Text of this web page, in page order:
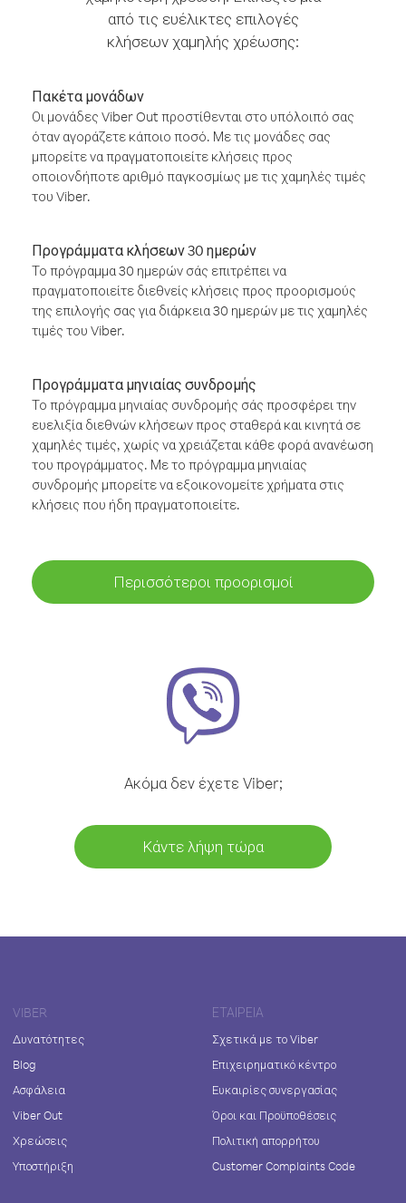
από τις ευέλικτες επιλογές
κλήσεων χαμηλής χρέωσης:
Πακέτα μονάδων
Οι μονάδες Viber Out προστίθενται στο υπόλοιπό σας
όταν αγοράζετε κάποιο ποσό. Με τις μονάδες σας
μπορείτε να πραγματοποιείτε κλήσεις προς
οποιονδήποτε αριθμό παγκοσμίως με τις χαμηλές τιμές
του Viber.
Προγράμματα κλήσεων 30 ημερών
Το πρόγραμμα 30 ημερών σάς επιτρέπει να
πραγματοποιείτε διεθνείς κλήσεις προς προορισμούς
της επιλογής σας για διάρκεια 30 ημερών με τις χαμηλές
τιμές του Viber.
Προγράμματα μηνιαίας συνδρομής
Το πρόγραμμα μηνιαίας συνδρομής σάς προσφέρει την
ευελιξία διεθνών κλήσεων προς σταθερά και κινητά σε
χαμηλές τιμές, χωρίς να χρειάζεται κάθε φορά ανανέωση
του προγράμματος. Με το πρόγραμμα μηνιαίας
συνδρομής μπορείτε να εξοικονομείτε χρήματα στις
κλήσεις που ήδη πραγματοποιείτε.
Περισσότεροι προορισμοί
Ακόμα δεν έχετε Viber;
Κάντε λήψη τώρα
VIBER
Δυνατότητες
Blog
Ασφάλεια
Viber Out
Χρεώσεις
Υποστήριξη
ΕΤΑΙΡΕΊΑ
Σχετικά με το Viber
Επιχειρηματικό κέντρο
Ευκαιρίες συνεργασίας
Όροι και Προϋποθέσεις
Πολιτική απορρήτου
Customer Complaints Code